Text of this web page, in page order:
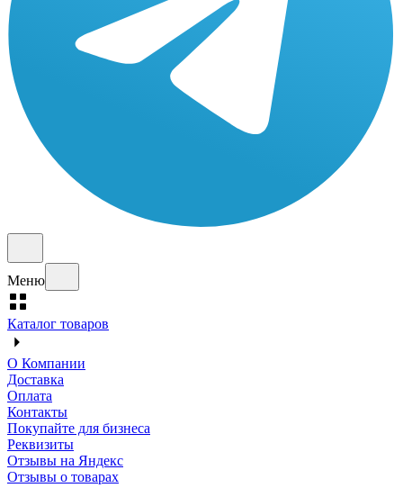
Меню
Каталог товаров
О Компании
Доставка
Оплата
Контакты
Покупайте для бизнеса
Реквизиты
Отзывы на Яндекс
Отзывы о товарах